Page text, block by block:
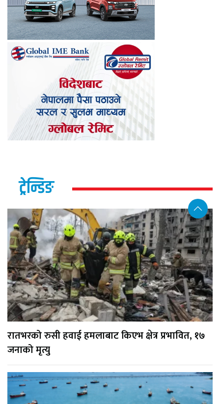
ट्रेन्डिङ
रातभरको रुसी हवाई हमलाबाट किएभ क्षेत्र प्रभावित, १७
जनाको मृत्यु